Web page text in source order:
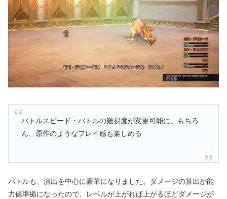
バトルスピード・バトルの難易度が変更可能に。もちろ
ん、原作のようなプレイ感も楽しめる
バトルも、演出を中心に豪華になりました。ダメージの算出が能
力値準拠になったので、レベルが上がれば上がるほどダメージが